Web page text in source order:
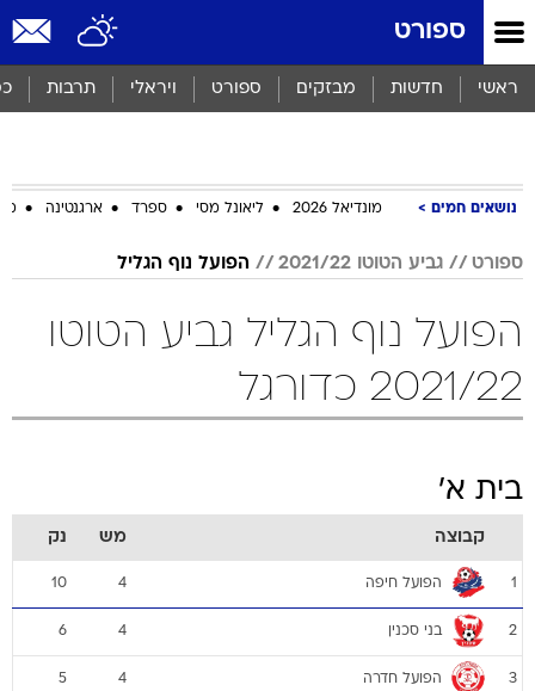
ספורט
ראשי חדשות מבזקים ספורט ויראלי תרבות
נושאים חמים מונדיאל 2026 ליאונל מסי ספרד ארגנטינה
ספורט גביע הטוטו 2021/22 הפועל נוף הגליל
הפועל נוף הגליל גביע הטוטו
2021/22 כדורגל
בית א'
קבוצה מש נק
1 הפועל חיפה 4
10
2 בני סכנין 4
6
3 הפועל חדרה 4
5